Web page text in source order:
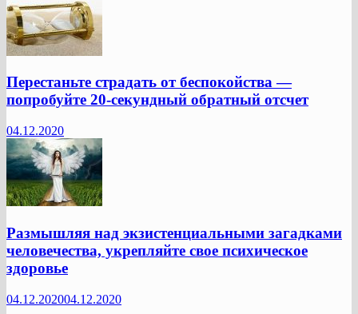
Перестаньте страдать от беспокойства —
попробуйте 20-секундный обратный отсчет
04.12.2020
Размышляя над экзистенциальными загадками
человечества, укрепляйте свое психическое
здоровье
04.12.202004.12.2020